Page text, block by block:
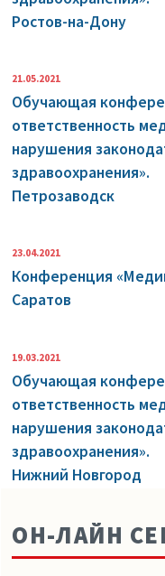
Ростов-на-Дону
21.05.2021
Обучающая
ответственность
нарушения
здравоохранения».
Петрозаводск
23.04.2021
Конференция
Саратов
19.03.2021
Обучающая
ответственность
нарушения
здравоохранения».
Нижний Новгород
ОН-ЛАЙН